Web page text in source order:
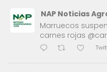
NAP Noticias
Marruecos
carnes rojas